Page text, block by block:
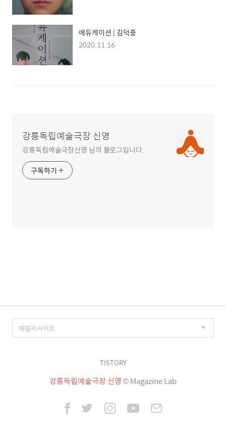
에듀케이션 | 김덕중
2020.11.16
강릉독립예술극장 신영
강릉독립예술극장신영 님의 블로그입니다.
구독하기
TISTORY
강릉독립예술극장 신영 © Magazine Lab